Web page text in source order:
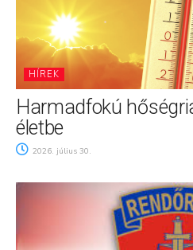
HÍREK
Harmadfokú
életbe
2026. július 30.